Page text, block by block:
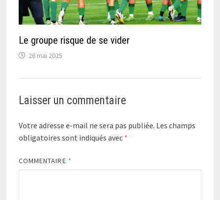
Le groupe risque de se vider
26 mai 2025
Laisser un commentaire
Votre adresse e-mail ne sera pas publiée. Les champs
obligatoires sont indiqués avec *
COMMENTAIRE *